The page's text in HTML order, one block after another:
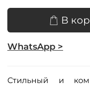
В
WhatsApp >
Стильный и